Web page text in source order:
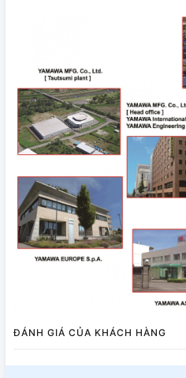
ĐÁNH GIÁ CỦA KHÁCH HÀNG